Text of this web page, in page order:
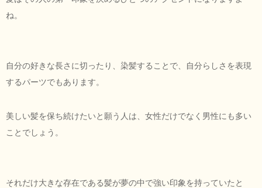
ね。
自分の好きな長さに切ったり、染髪することで、自分らしさを表現
するパーツでもあります。
美しい髪を保ち続けたいと願う人は、女性だけでなく男性にも多い
ことでしょう。
それだけ大きな存在である髪が夢の中で強い印象を持っていたと